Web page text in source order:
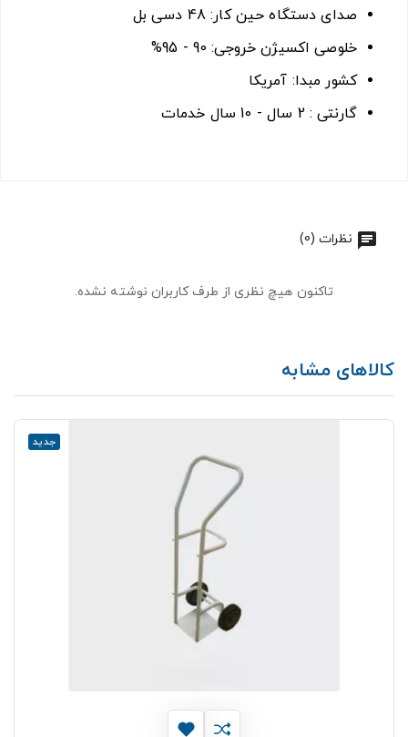
صدای دستگاه حین کار: 48 دسی بل
خلوصی اکسیژن خروجی: 90 - 95%
کشور مبدا: آمریکا
گارنتی : 2 سال - 10 سال خدمات
نظرات (0)
تاکنون هیچ نظری از طرف کاربران نوشته نشده.
کالاهای مشابه
جدید